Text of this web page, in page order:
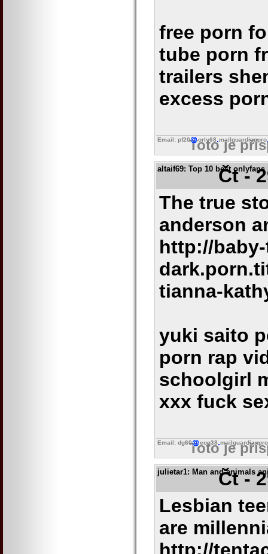
free porn
tube porn
trailers
excess
Email: pf20 orly68 mailguardianpro
Toto je
altaif69: Top 10 bestČt -
The true
anderson
http://
tianna-
yuki saito
porn rap
schoolgirl
xxx fuck
Email: dg60 eog38 mailguardianpro
Toto je
julietar1: Man and animals
Čt -
Lesbian
are